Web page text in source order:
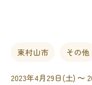
東村山市 その他
2023年4月29日(土) 〜